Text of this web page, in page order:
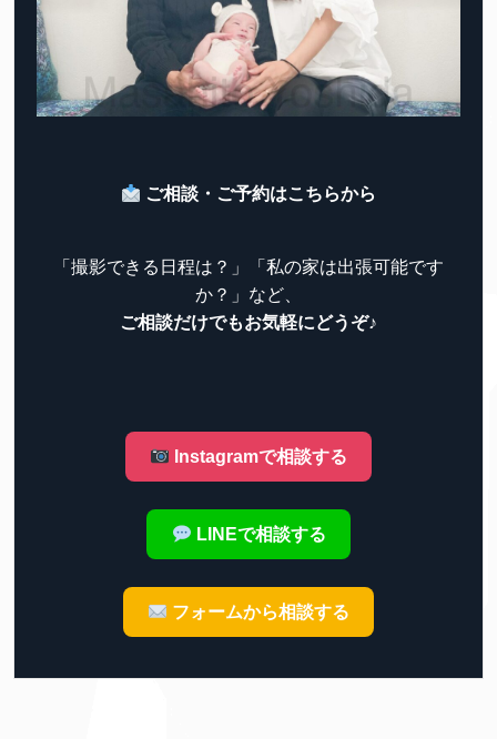
ご相談・ご予約はこちらから
「撮影できる日程は？」「私の家は出張可能です
か？」など、
ご相談だけでもお気軽にどうぞ♪
Instagramで相談する
LINEで相談する
フォームから相談する